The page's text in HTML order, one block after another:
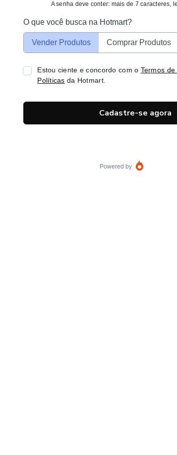
A senha deve conter: mais de 7 caracteres,
O que você busca na Hotmart?
Vender Produtos Comprar Produtos
Estou ciente e concordo com o Termos de
Políticas da Hotmart.
Cadastre-se agora
Powered by